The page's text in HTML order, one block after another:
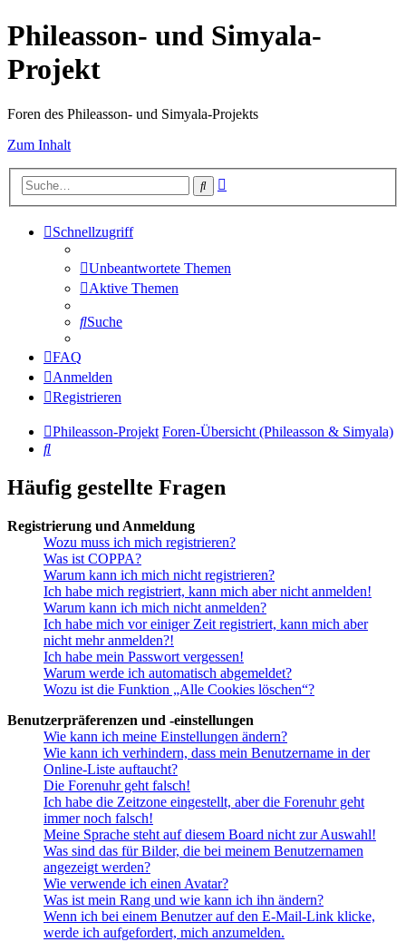
Phileasson- und Simyala-
Projekt
Foren des Phileasson- und Simyala-Projekts
Zum Inhalt
Suche
Schnellzugriff
Unbeantwortete Themen
Aktive Themen
Suche
FAQ
Anmelden
Registrieren
Phileasson-Projekt Foren-Übersicht (Phileasson & Simyala)
Suche
Häufig gestellte Fragen
Registrierung und Anmeldung
Wozu muss ich mich registrieren?
Was ist COPPA?
Warum kann ich mich nicht registrieren?
Ich habe mich registriert, kann mich aber nicht anmelden!
Warum kann ich mich nicht anmelden?
Ich habe mich vor einiger Zeit registriert, kann mich aber
nicht mehr anmelden?!
Ich habe mein Passwort vergessen!
Warum werde ich automatisch abgemeldet?
Wozu ist die Funktion „Alle Cookies löschen“?
Benutzerpräferenzen und -einstellungen
Wie kann ich meine Einstellungen ändern?
Wie kann ich verhindern, dass mein Benutzername in der
Online-Liste auftaucht?
Die Forenuhr geht falsch!
Ich habe die Zeitzone eingestellt, aber die Forenuhr geht
immer noch falsch!
Meine Sprache steht auf diesem Board nicht zur Auswahl!
Was sind das für Bilder, die bei meinem Benutzernamen
angezeigt werden?
Wie verwende ich einen Avatar?
Was ist mein Rang und wie kann ich ihn ändern?
Wenn ich bei einem Benutzer auf den E-Mail-Link klicke,
werde ich aufgefordert, mich anzumelden.